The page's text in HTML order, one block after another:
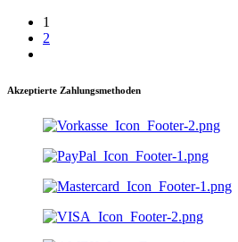
1
2
Akzeptierte Zahlungsmethoden